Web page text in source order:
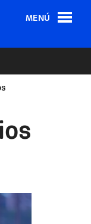
MENÚ